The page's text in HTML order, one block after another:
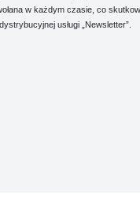
w każdym czasie, co
usługi „Newsletter”.